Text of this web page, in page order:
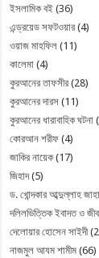
ইসলামিক বই (36)
এন্ড্রয়েড সফটওয়ার (4)
ওয়াজ মাহফিল (11)
কালেমা (4)
কুরআনের তাফসীর (28)
কুরআনের দারস (11)
কুরআনের ধারাবাহিক ঘটনা
কোরআন শরীফ (4)
জাকির নায়েক(17)
জিহাদ(5)
ড. খোন্দকার আব্দুল্লাহ
দলিলভিত্তিক ইবাদত ও
দেলোয়ার হোসেন সাইদী
নাজমুল আযম শামীম (66)